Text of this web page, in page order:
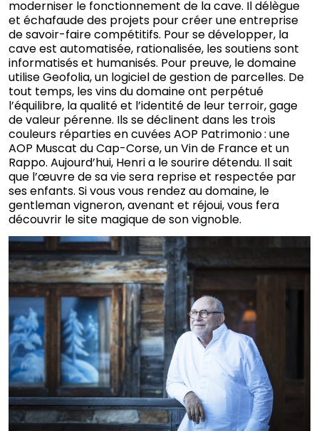
moderniser le fonctionnement de la cave. Il délègue
et échafaude des projets pour créer une entreprise
de savoir-faire compétitifs. Pour se développer, la
cave est automatisée, rationalisée, les soutiens sont
informatisés et humanisés. Pour preuve, le domaine
utilise Geofolia, un logiciel de gestion de parcelles. De
tout temps, les vins du domaine ont perpétué
l’équilibre, la qualité et l’identité de leur terroir, gage
de valeur pérenne. Ils se déclinent dans les trois
couleurs réparties en cuvées AOP Patrimonio : une
AOP Muscat du Cap-Corse, un Vin de France et un
Rappo. Aujourd’hui, Henri a le sourire détendu. Il sait
que l’œuvre de sa vie sera reprise et respectée par
ses enfants. Si vous vous rendez au domaine, le
gentleman vigneron, avenant et réjoui, vous fera
découvrir le site magique de son vignoble.